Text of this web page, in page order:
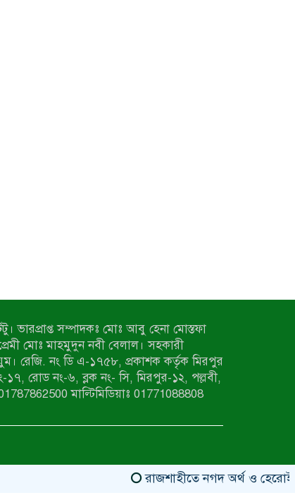
ভারপ্রাপ্ত সম্পাদকঃ মোঃ আবু হেনা মোস্তফা
মোঃ মাহমুদুন নবী বেলাল। সহকারী
রেজি. নং ডি এ-১৭৫৮, প্রকাশক কর্তৃক মিরপুর
১৭, রোড নং-৬, ব্লক নং- সি, মিরপুর-১২, পল্লবী,
মাল্টিমিডিয়াঃ 01771088808
রাজশাহীতে নগদ অর্থ ও হেরোইন-সহ